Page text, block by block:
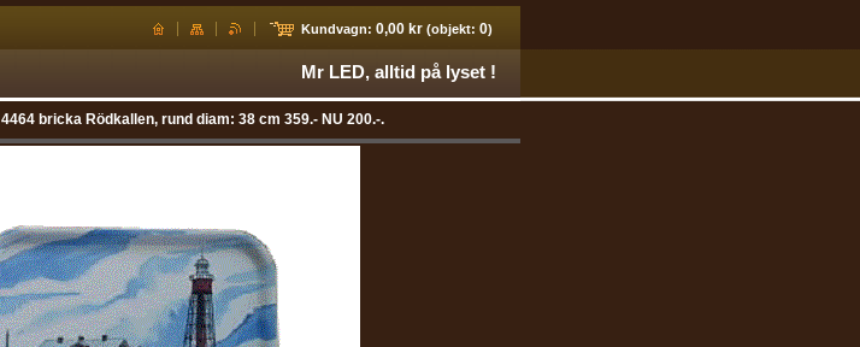
Kundvagn: 0,00 kr (objekt: 0)
Mr LED, alltid på lyset !
4464 bricka Rödkallen, rund diam: 38 cm 359.- NU 200.-.